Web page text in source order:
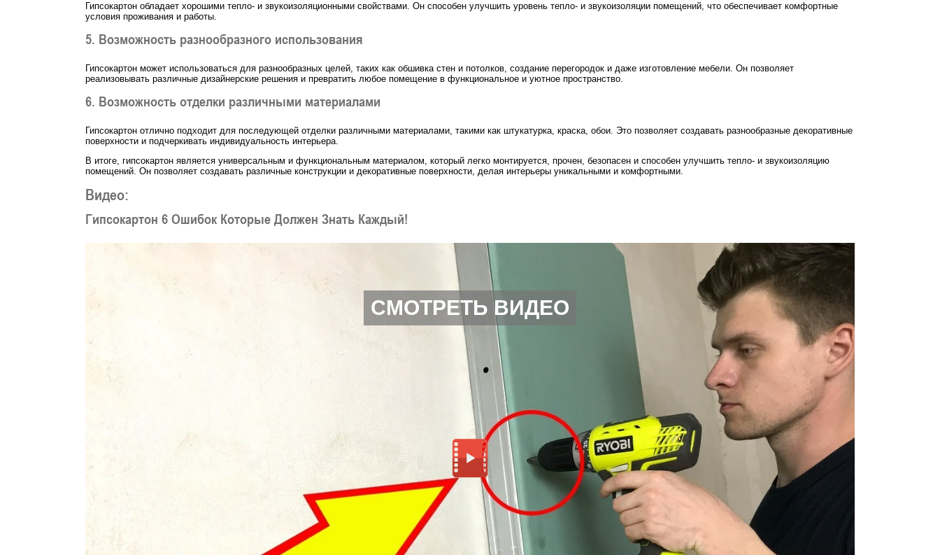
Гипсокартон обладает хорошими тепло- и звукоизоляционными свойствами. Он способен улучшить уровень тепло- и звукоизоляции помещений, что обеспечивает комфортные
условия проживания и работы.
5. Возможность разнообразного использования
Гипсокартон может использоваться для разнообразных целей, таких как обшивка стен и потолков, создание перегородок и даже изготовление мебели. Он позволяет
реализовывать различные дизайнерские решения и превратить любое помещение в функциональное и уютное пространство.
6. Возможность отделки различными материалами
Гипсокартон отлично подходит для последующей отделки различными материалами, такими как штукатурка, краска, обои. Это позволяет создавать разнообразные декоративные
поверхности и подчеркивать индивидуальность интерьера.
В итоге, гипсокартон является универсальным и функциональным материалом, который легко монтируется, прочен, безопасен и способен улучшить тепло- и звукоизоляцию
помещений. Он позволяет создавать различные конструкции и декоративные поверхности, делая интерьеры уникальными и комфортными.
Видео:
Гипсокартон 6 Ошибок Которые Должен Знать Каждый!
СМОТРЕТЬ ВИДЕО